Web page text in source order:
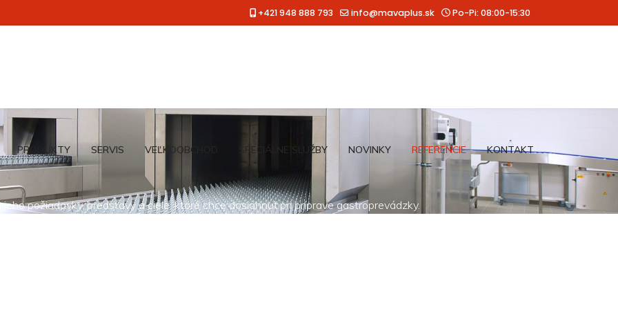
+421 948 888 793 info@mavaplus.sk Po-Pi: 08:00-15:30
PRODUKTY SERVIS VEĽKOOBCHOD ŠPECIÁLNE SLUŽBY NOVINKY REFERENCIE KONTAKT
požiadavky, predstavy a ciele, ktoré chce dosiahnuť pri príprave gastroprevádzky.